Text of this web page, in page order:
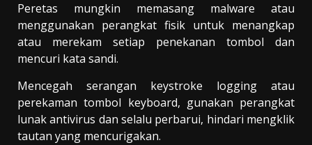
Peretas mungkin memasang malware atau
menggunakan perangkat fisik untuk menangkap
atau merekam setiap penekanan tombol dan
mencuri kata sandi.
Mencegah serangan keystroke logging atau
perekaman tombol keyboard, gunakan perangkat
lunak antivirus dan selalu perbarui, hindari mengklik
tautan yang mencurigakan.